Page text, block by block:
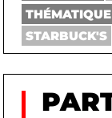
THÉMATIQUE
STARBUCK'S